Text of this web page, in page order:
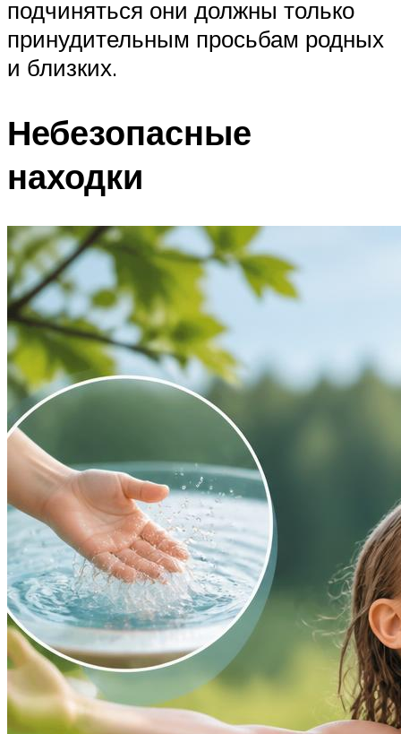
подчиняться они должны только
принудительным просьбам родных
и близких.
Небезопасные
находки